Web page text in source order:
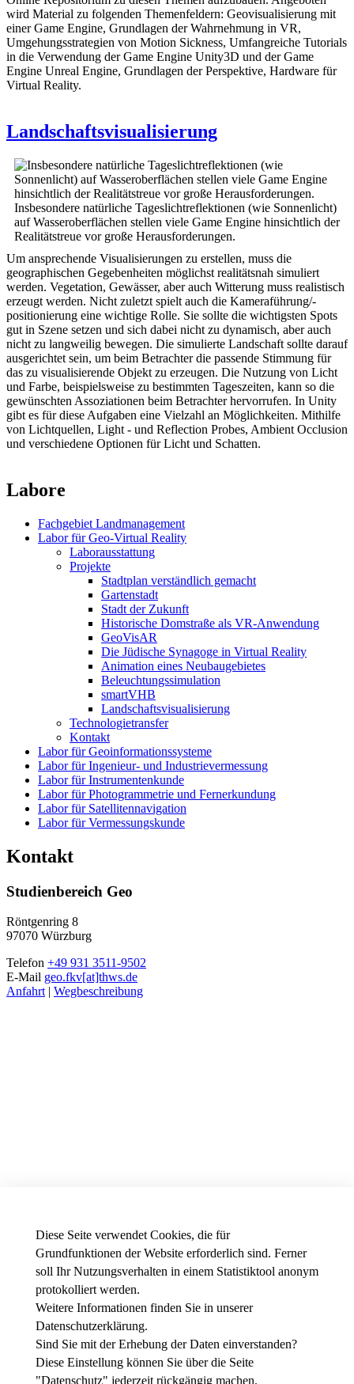
Diese Seite verwendet Cookies, die für
Grundfunktionen der Website erforderlich sind. Ferner
soll Ihr Nutzungsverhalten in einem Statistiktool anonym
protokolliert werden.
Weitere Informationen finden Sie in unserer
Datenschutzerklärung.
Sind Sie mit der Erhebung der Daten einverstanden?
Diese Einstellung können Sie über die Seite
"Datenschutz" jederzeit rückgängig machen.
wird Material zu folgenden Themenfeldern: Geovisualisierung mit
einer Game Engine, Grundlagen der Wahrnehmung in VR,
Umgehungsstrategien von Motion Sickness, Umfangreiche Tutorials
in die Verwendung der Game Engine Unity3D und der Game
Engine Unreal Engine, Grundlagen der Perspektive, Hardware für
Virtual Reality.
Landschaftsvisualisierung
Insbesondere natürliche Tageslichtreflektionen (wie Sonnenlicht)
auf Wasseroberflächen stellen viele Game Engine hinsichtlich der
Realitätstreue vor große Herausforderungen.
Um ansprechende Visualisierungen zu erstellen, muss die
geographischen Gegebenheiten möglichst realitätsnah simuliert
werden. Vegetation, Gewässer, aber auch Witterung muss realistisch
erzeugt werden. Nicht zuletzt spielt auch die Kameraführung/-
positionierung eine wichtige Rolle. Sie sollte die wichtigsten Spots
gut in Szene setzen und sich dabei nicht zu dynamisch, aber auch
nicht zu langweilig bewegen. Die simulierte Landschaft sollte darauf
ausgerichtet sein, um beim Betrachter die passende Stimmung für
das zu visualisierende Objekt zu erzeugen. Die Nutzung von Licht
und Farbe, beispielsweise zu bestimmten Tageszeiten, kann so die
gewünschten Assoziationen beim Betrachter hervorrufen. In Unity
gibt es für diese Aufgaben eine Vielzahl an Möglichkeiten. Mithilfe
von Lichtquellen, Light - und Reflection Probes, Ambient Occlusion
und verschiedene Optionen für Licht und Schatten.
Labore
Fachgebiet Landmanagement
Labor für Geo-Virtual Reality
Laborausstattung
Projekte
Stadtplan verständlich gemacht
Gartenstadt
Stadt der Zukunft
Historische Domstraße als VR-Anwendung
GeoVisAR
Die Jüdische Synagoge in Virtual Reality
Animation eines Neubaugebietes
Beleuchtungssimulation
smartVHB
Landschaftsvisualisierung
Technologietransfer
Kontakt
Labor für Geoinformationssysteme
Labor für Ingenieur- und Industrievermessung
Labor für Instrumentenkunde
Labor für Photogrammetrie und Fernerkundung
Labor für Satellitennavigation
Labor für Vermessungskunde
Kontakt
Studienbereich Geo
Röntgenring 8
97070 Würzburg
Telefon +49 931 3511-9502
E-Mail geo.fkv[at]thws.de
Anfahrt| Wegbeschreibung
News - Presse
Stellenausschreibungen der THWS
Intranet
Instagram